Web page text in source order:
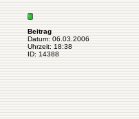
Beitrag
Datum: 06.03.2006
Uhrzeit: 18:38
ID: 14388